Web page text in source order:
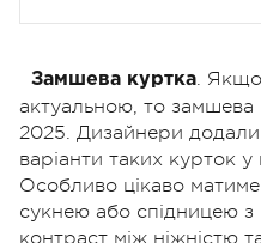
Замшева куртка. Якщо
актуальною, то
2025. Дизайнери додали
варіанти таких курток
Особливо цікаво
сукнею або спідницею
контраст між ніжністю